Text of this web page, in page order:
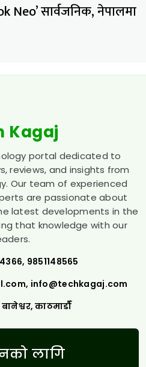
Neo’ सार्वजनिक, नेपालमा
Kagaj
portal dedicated to
reviews, and insights from
Our team of experienced
are passionate about
latest developments in the
that knowledge with our
9851148565
, info@techkagaj.com
काठमाडौँ
लागि